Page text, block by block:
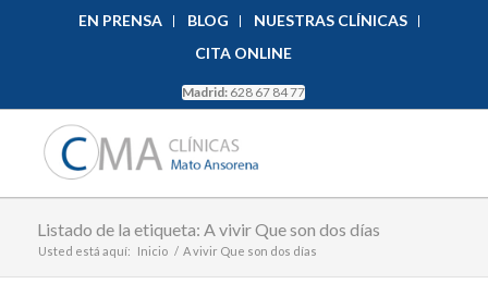
EN PRENSA BLOG
NUESTRAS CLÍNICAS
CITA ONLINE
Madrid: 628 67 84 77
Listado de la etiqueta: A vivir Que son dos días
Usted está aquí: Inicio / A vivir Que son dos días